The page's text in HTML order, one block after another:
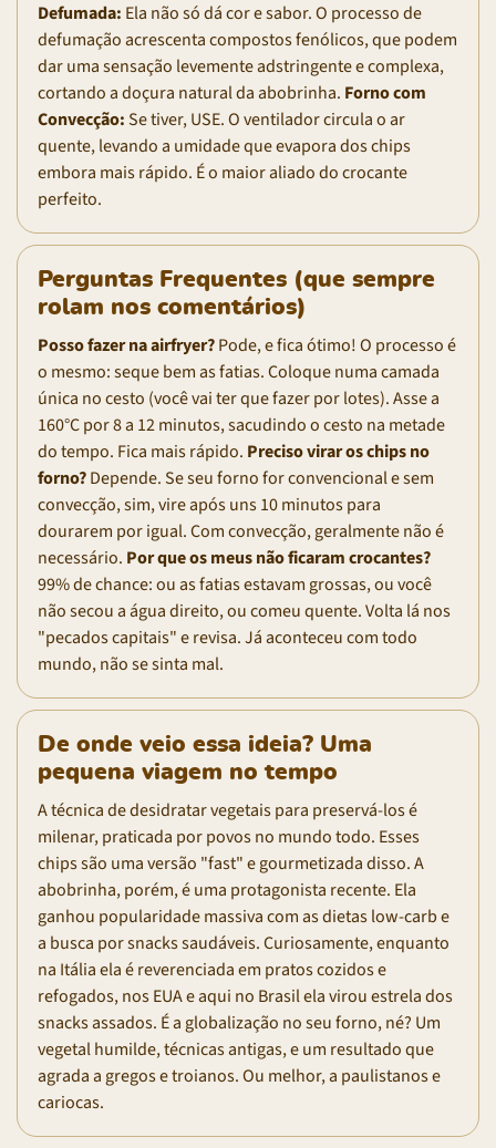
Defumada: Ela não só dá cor e sabor. O processo de
defumação acrescenta compostos fenólicos, que podem
dar uma sensação levemente adstringente e complexa,
cortando a doçura natural da abobrinha. Forno com
Convecção:Se tiver, USE. O ventilador circula o ar
quente, levando a umidade que evapora dos chips
embora mais rápido. É o maior aliado do crocante
perfeito.
Perguntas Frequentes (que sempre
rolam nos comentários)
Posso fazer na airfryer?Pode, e fica ótimo! O processo é
o mesmo: seque bem as fatias. Coloque numa camada
única no cesto (você vai ter que fazer por lotes). Asse a
160°C por 8 a 12 minutos, sacudindo o cesto na metade
do tempo. Fica mais rápido. Preciso virar os chips no
forno?Depende. Se seu forno for convencional e sem
convecção, sim, vire após uns 10 minutos para
dourarem por igual. Com convecção, geralmente não é
necessário. Por que os meus não ficaram crocantes?
99% de chance: ou as fatias estavam grossas, ou você
não secou a água direito, ou comeu quente. Volta lá nos
"pecados capitais" e revisa. Já aconteceu com todo
mundo, não se sinta mal.
De onde veio essa ideia? Uma
pequena viagem no tempo
A técnica de desidratar vegetais para preservá-los é
milenar, praticada por povos no mundo todo. Esses
chips são uma versão "fast" e gourmetizada disso. A
abobrinha, porém, é uma protagonista recente. Ela
ganhou popularidade massiva com as dietas low-carb e
a busca por snacks saudáveis. Curiosamente, enquanto
na Itália ela é reverenciada em pratos cozidos e
refogados, nos EUA e aqui no Brasil ela virou estrela dos
snacks assados. É a globalização no seu forno, né? Um
vegetal humilde, técnicas antigas, e um resultado que
agrada a gregos e troianos. Ou melhor, a paulistanos e
cariocas.